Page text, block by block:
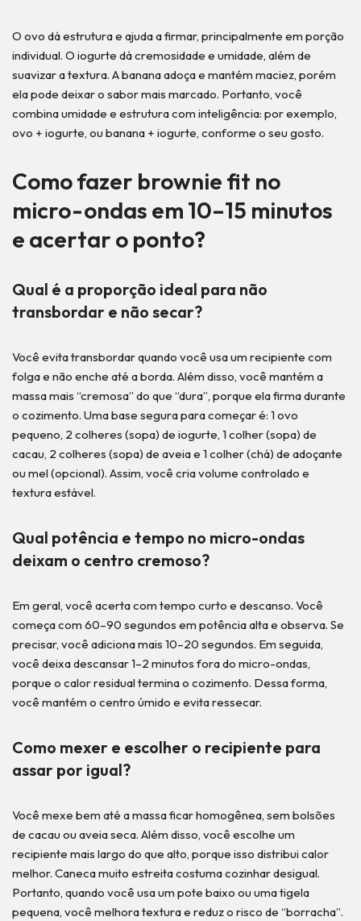
O ovo dá estrutura e ajuda a firmar, principalmente em porção
individual. O iogurte dá cremosidade e umidade, além de
suavizar a textura. A banana adoça e mantém maciez, porém
ela pode deixar o sabor mais marcado. Portanto, você
combina umidade e estrutura com inteligência: por exemplo,
ovo + iogurte, ou banana + iogurte, conforme o seu gosto.
Como fazer brownie fit no
micro-ondas em 10–15 minutos
e acertar o ponto?
Qual é a proporção ideal para não
transbordar e não secar?
Você evita transbordar quando você usa um recipiente com
folga e não enche até a borda. Além disso, você mantém a
massa mais “cremosa” do que “dura”, porque ela firma durante
o cozimento. Uma base segura para começar é: 1 ovo
pequeno, 2 colheres (sopa) de iogurte, 1 colher (sopa) de
cacau, 2 colheres (sopa) de aveia e 1 colher (chá) de adoçante
ou mel (opcional). Assim, você cria volume controlado e
textura estável.
Qual potência e tempo no micro-ondas
deixam o centro cremoso?
Em geral, você acerta com tempo curto e descanso. Você
começa com 60–90 segundos em potência alta e observa. Se
precisar, você adiciona mais 10–20 segundos. Em seguida,
você deixa descansar 1–2 minutos fora do micro-ondas,
porque o calor residual termina o cozimento. Dessa forma,
você mantém o centro úmido e evita ressecar.
Como mexer e escolher o recipiente para
assar por igual?
Você mexe bem até a massa ficar homogênea, sem bolsões
de cacau ou aveia seca. Além disso, você escolhe um
recipiente mais largo do que alto, porque isso distribui calor
melhor. Caneca muito estreita costuma cozinhar desigual.
Portanto, quando você usa um pote baixo ou uma tigela
pequena, você melhora textura e reduz o risco de “borracha”.